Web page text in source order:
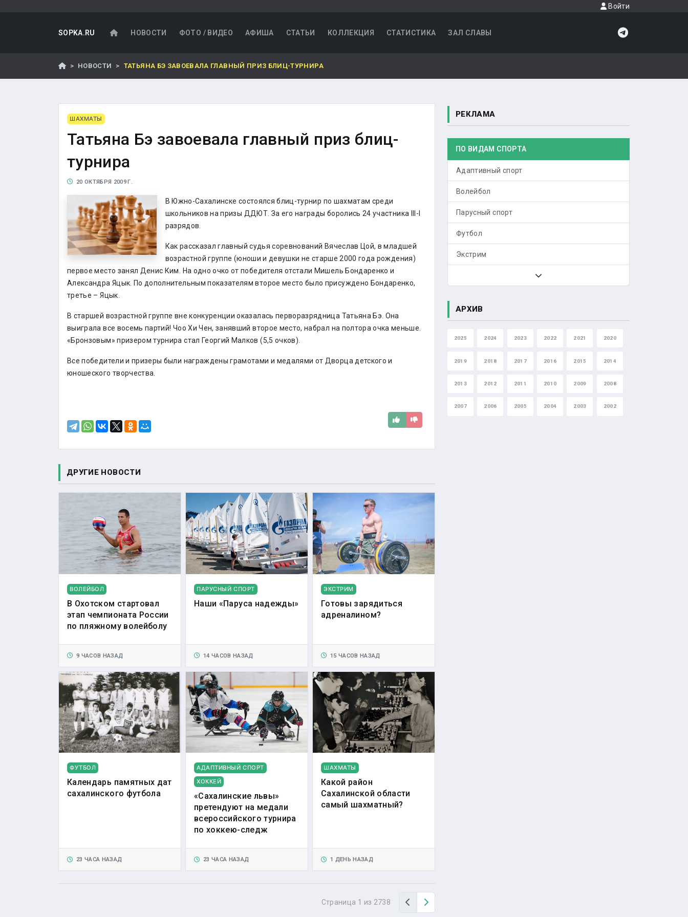
Войти
SOPKA.RU НОВОСТИ ФОТО / ВИДЕО АФИША СТАТЬИ КОЛЛЕКЦИЯ СТАТИСТИКА ЗАЛ СЛАВЫ
НОВОСТИ ТАТЬЯНА БЭ ЗАВОЕВАЛА ГЛАВНЫЙ ПРИЗ БЛИЦ-ТУРНИРА
ШАХМАТЫ
Татьяна Бэ завоевала главный приз блиц-
турнира
20 ОКТЯБРЯ 2009 Г.
В Южно-Сахалинске состоялся блиц-турнир по шахматам среди
школьников на призы ДДЮТ. За его награды боролись 24 участника III-I
разрядов.
Как рассказал главный судья соревнований Вячеслав Цой, в младшей
возрастной группе (юноши и девушки не старше 2000 года рождения)
первое место занял Денис Ким. На одно очко от победителя отстали Мишель Бондаренко и
Александра Яцык. По дополнительным показателям второе место было присуждено Бондаренко,
третье – Яцык.
В старшей возрастной группе вне конкуренции оказалась перворазрядница Татьяна Бэ. Она
выиграла все восемь партий! Чоо Хи Чен, занявший второе место, набрал на полтора очка меньше.
«Бронзовым» призером турнира стал Георгий Малков (5,5 очков).
Все победители и призеры были награждены грамотами и медалями от Дворца детского и
юношеского творчества.
ДРУГИЕ НОВОСТИ
ВОЛЕЙБОЛ
В Охотском стартовал
этап чемпионата России
по пляжному волейболу
9 ЧАСОВ НАЗАД
ПАРУСНЫЙ СПОРТ
Наши «Паруса надежды»
14 ЧАСОВ НАЗАД
ЭКСТРИМ
Готовы зарядиться
адреналином?
15 ЧАСОВ НАЗАД
ФУТБОЛ
Календарь памятных дат
сахалинского футбола
23 ЧАСА НАЗАД
АДАПТИВНЫЙ СПОРТ
ХОККЕЙ
«Сахалинские львы»
претендуют на медали
всероссийского турнира
по хоккею-следж
23 ЧАСА НАЗАД
ШАХМАТЫ
Какой район
Сахалинской области
самый шахматный?
1 ДЕНЬ НАЗАД
Страница 1 из 2738 НазадВперед
РЕКЛАМА
ПО ВИДАМ СПОРТА
Адаптивный спорт
Волейбол
Парусный спорт
Футбол
Экстрим
АРХИВ
2025 2024 2023 2022 2021 2020
2019 2018 2017 2016 2015 2014
2013 2012 2011 2010 2009 2008
2007 2006 2005 2004 2003 2002